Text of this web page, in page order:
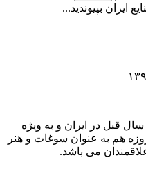
بپیوندید...
قبل در ایران و به ویژه
هم به عنوان سوغات و هنر
می باشد.